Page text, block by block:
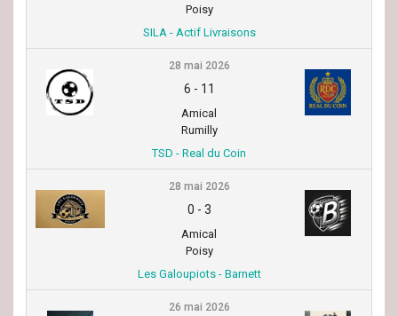
Poisy
SILA - Actif Livraisons
28 mai 2026
6 - 11
Amical
Rumilly
TSD - Real du Coin
28 mai 2026
0 - 3
Amical
Poisy
Les Galoupiots - Barnett
26 mai 2026